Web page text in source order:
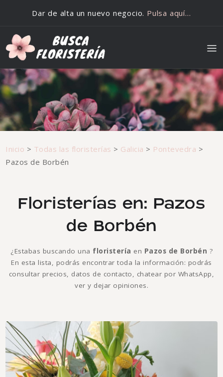
Dar de alta un nuevo negocio. Pulsa aquí…
Inicio > Todas las floristerías > Galicia > Pontevedra >
Pazos de Borbén
Floristerías en: Pazos
de Borbén
¿Estabas buscando una floristería en Pazos de Borbén ?
En esta lista, podrás encontrar toda la información: podrás
consultar precios, datos de contacto, chatear por WhatsApp,
ver y dejar opiniones.